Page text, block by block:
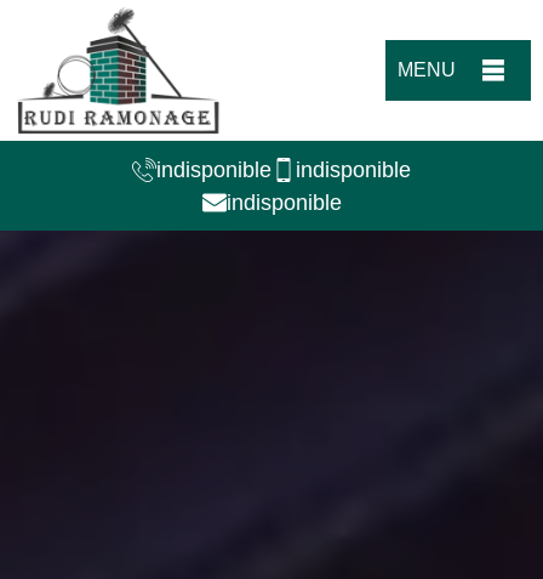
MENU
indisponible
indisponible
indisponible